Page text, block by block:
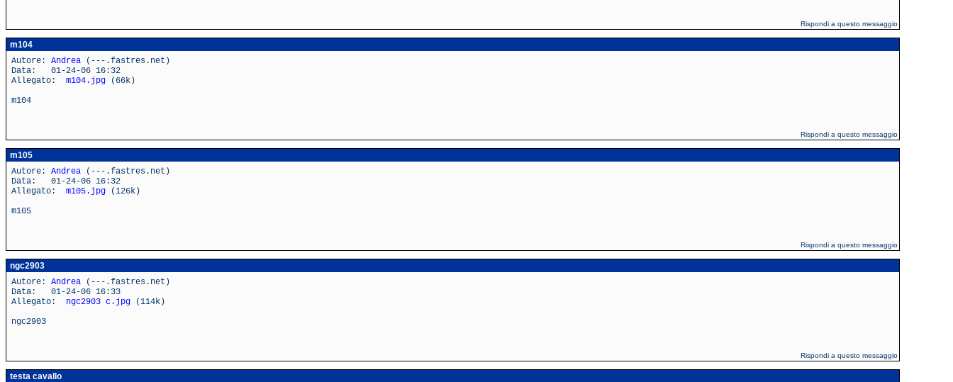
Rispondi a questo messaggio
m104
Autore: Andrea (---.fastres.net)
Data: 01-24-06 16:32
Allegato: m104.jpg (66k)
m104
Rispondi a questo messaggio
m105
Autore: Andrea (---.fastres.net)
Data: 01-24-06 16:32
Allegato: m105.jpg (126k)
m105
Rispondi a questo messaggio
ngc2903
Autore: Andrea (---.fastres.net)
Data: 01-24-06 16:33
Allegato: ngc2903 c.jpg (114k)
ngc2903
Rispondi a questo messaggio
testa cavallo